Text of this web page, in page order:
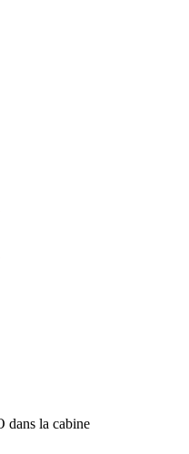
dans la cabine